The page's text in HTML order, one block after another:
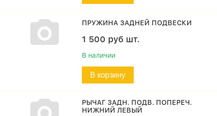
ПРУЖИНА ЗАДНЕЙ ПОДВЕСКИ
1 500 руб шт.
В наличии
В корзину
РЫЧАГ ЗАДН. ПОДВ. ПОПЕРЕЧ.
НИЖНИЙ ЛЕВЫЙ